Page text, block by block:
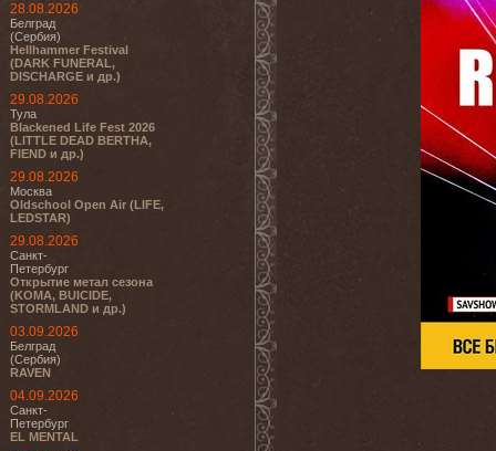
28.08.2026
Белград
(Сербия)
Hellhammer Festival
(DARK FUNERAL,
DISCHARGE и др.)
29.08.2026
Тула
Blackened Life Fest 2026
(LITTLE DEAD BERTHA,
FIEND и др.)
29.08.2026
Москва
Oldschool Open Air (LIFE,
LEDSTAR)
29.08.2026
Санкт-
Петербург
Открытие метал сезона
(KOMA, BUICIDE,
STORMLAND и др.)
03.09.2026
Белград
(Сербия)
RAVEN
04.09.2026
Санкт-
Петербург
EL MENTAL